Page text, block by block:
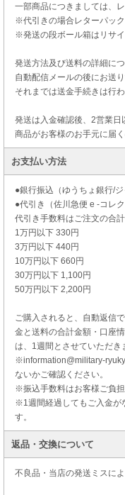
一部商品につきましては、
※代引きの場合レターパック
※発送の段ボール箱はリサ
発送方法及び送料の詳細につ
自動配信メールの後にお送
それまでは送金手続きは行わ
発送は入金確認後、2営業日
商品がお客様のお手元に届
お支払い方法
●銀行振込（ゆうちょ銀行/ジ
●代引き（佐川急便 e -コレ
代引き手数料はご注文の合
1万円以下 330円
3万円以下 440円
10万円以下 660円
30万円以下 1,100円
50万円以下 2,200円
ご購入されると、自動返信
金と送料の合計金額・口座
は、1週間とさせていただき
※information@military-
ないかご確認ください。
※振込手数料はお客様ご負担
※1週間経過してもご入金が
す。
返品・交換について
不良品・当店の発送ミスに